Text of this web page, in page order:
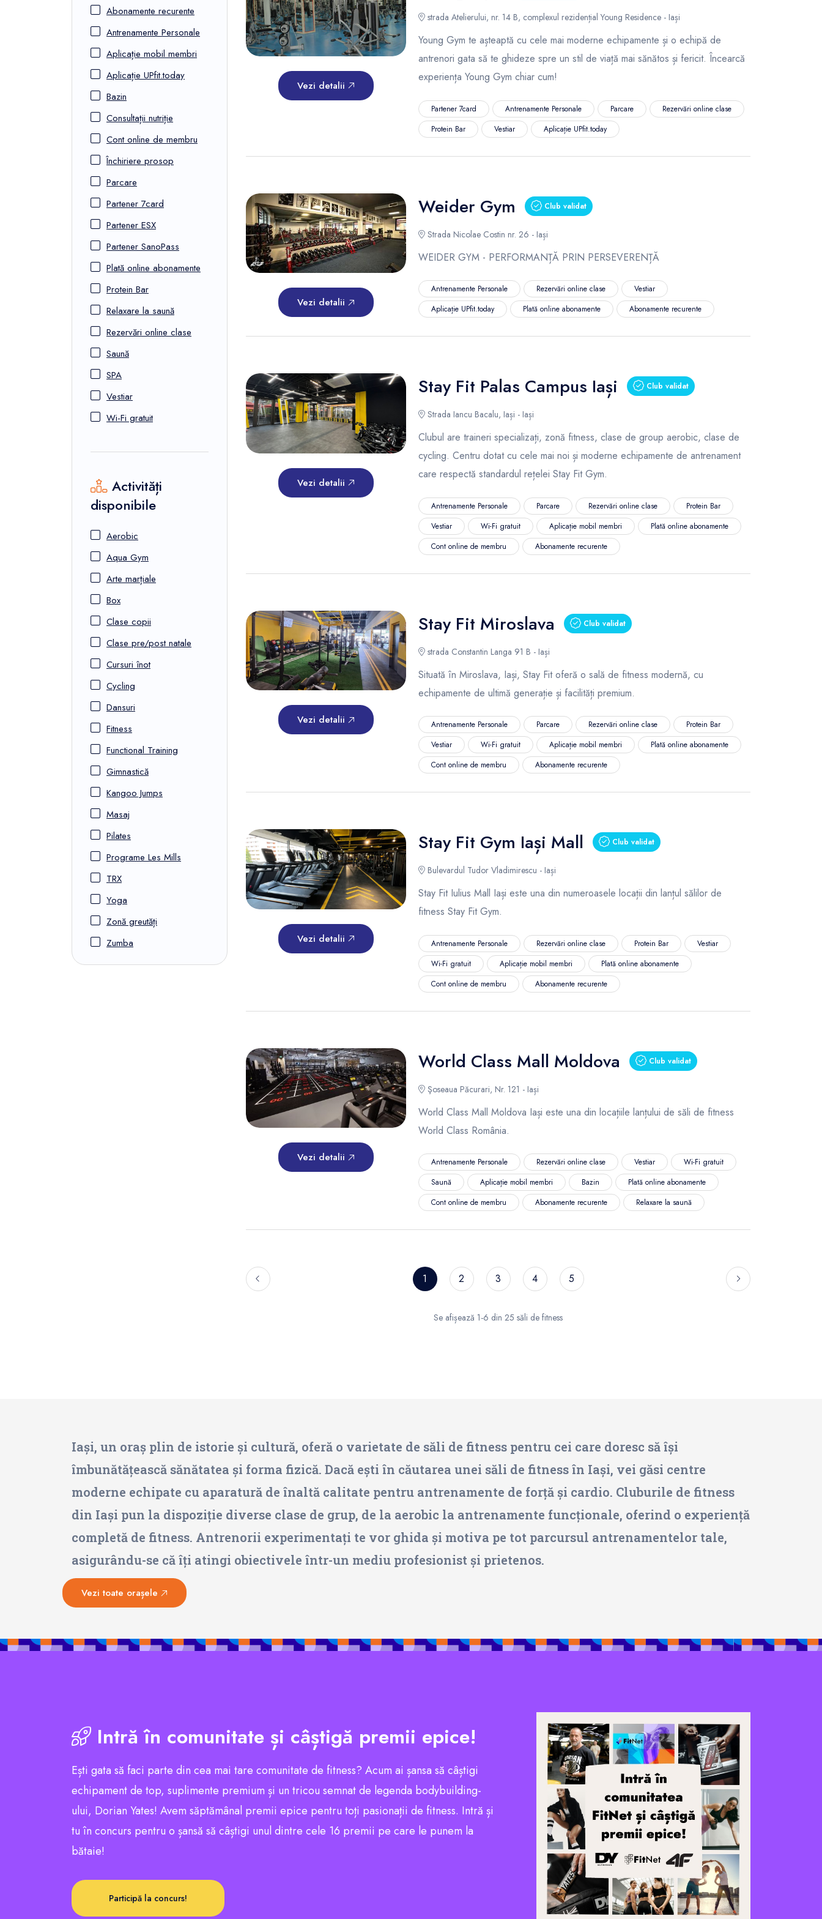
Abonamente recurente
Antrenamente Personale
Aplicație mobil membri
Aplicație UPfit.today
Bazin
Consultații nutriție
Cont online de membru
Închiriere prosop
Parcare
Partener 7card
Partener ESX
Partener SanoPass
Plată online abonamente
Protein Bar
Relaxare la saună
Rezervări online clase
Saună
SPA
Vestiar
Wi-Fi gratuit
Activități
disponibile
Aerobic
Aqua Gym
Arte marțiale
Box
Clase copii
Clase pre/post natale
Cursuri înot
Cycling
Dansuri
Fitness
Functional Training
Gimnastică
Kangoo Jumps
Masaj
Pilates
Programe Les Mills
TRX
Yoga
Zonă greutăți
Zumba
Vezi detalii
strada Atelierului, nr. 14 B, complexul rezidențial Young Residence - Iași
Young Gym te așteaptă cu cele mai moderne echipamente și o echipă de
antrenori gata să te ghideze spre un stil de viață mai sănătos și fericit. Încearcă
experiența Young Gym chiar cum!
Partener 7card Antrenamente Personale Parcare
Rezervări online clase
Protein Bar
Vestiar Aplicație UPfit.today
Vezi detalii
Weider Gym Club validat
Strada Nicolae Costin nr. 26 - Iași
WEIDER GYM - PERFORMANȚĂ PRIN PERSEVERENȚĂ
Antrenamente Personale Rezervări online clase
Vestiar
Aplicație UPfit.today
Plată online abonamente Abonamente recurente
Vezi detalii
Stay Fit Palas Campus Iași Club validat
Strada Iancu Bacalu, Iași - Iași
Clubul are traineri specializați, zonă fitness, clase de group aerobic, clase de
cycling. Centru dotat cu cele mai noi și moderne echipamente de antrenament
care respectă standardul rețelei Stay Fit Gym.
Antrenamente Personale Parcare Rezervări online clase
Protein Bar
Vestiar
Wi-Fi gratuit Aplicație mobil membri
Plată online abonamente
Cont online de membru
Abonamente recurente
Vezi detalii
Stay Fit Miroslava Club validat
strada Constantin Langa 91 B - Iași
Situată în Miroslava, Iași, Stay Fit oferă o sală de fitness modernă, cu
echipamente de ultimă generație și facilități premium.
Antrenamente Personale Parcare Rezervări online clase
Protein Bar
Vestiar
Wi-Fi gratuit Aplicație mobil membri
Plată online abonamente
Cont online de membru
Abonamente recurente
Vezi detalii
Stay Fit Gym Iași Mall Club validat
Bulevardul Tudor Vladimirescu - Iași
Stay Fit Iulius Mall Iași este una din numeroasele locații din lanțul sălilor de
fitness Stay Fit Gym.
Antrenamente Personale Rezervări online clase Protein Bar
Vestiar
Wi-Fi gratuit
Aplicație mobil membri
Plată online abonamente
Cont online de membru
Abonamente recurente
Vezi detalii
World Class Mall Moldova Club validat
Şoseaua Păcurari, Nr. 121 - Iași
World Class Mall Moldova Iași este una din locațiile lanțului de săli de fitness
World Class România.
Antrenamente Personale Rezervări online clase Vestiar
Wi-Fi gratuit
Saună
Aplicație mobil membri Bazin
Plată online abonamente
Cont online de membru
Abonamente recurente Relaxare la saună
1 2 3 4 5
Se afișează 1-6 din 25 săli de fitness
Iași, un oraș plin de istorie și cultură, oferă o varietate de săli de fitness pentru cei care doresc să își
îmbunătățească sănătatea și forma fizică. Dacă ești în căutarea unei săli de fitness în Iași, vei găsi centre
moderne echipate cu aparatură de înaltă calitate pentru antrenamente de forță și cardio. Cluburile de fitness
din Iași pun la dispoziție diverse clase de grup, de la aerobic la antrenamente funcționale, oferind o experiență
completă de fitness. Antrenorii experimentați te vor ghida și motiva pe tot parcursul antrenamentelor tale,
asigurându-se că îți atingi obiectivele într-un mediu profesionist și prietenos.
Vezi toate orașele
Intră în comunitate și câștigă premii epice!
Ești gata să faci parte din cea mai tare comunitate de fitness? Acum ai șansa să câștigi
echipament de top, suplimente premium și un tricou semnat de legenda bodybuilding-
ului, Dorian Yates! Avem săptămânal premii epice pentru toți pasionații de fitness. Intră și
tu în concurs pentru o șansă să câștigi unul dintre cele 16 premii pe care le punem la
bătaie!
Participă la concurs!